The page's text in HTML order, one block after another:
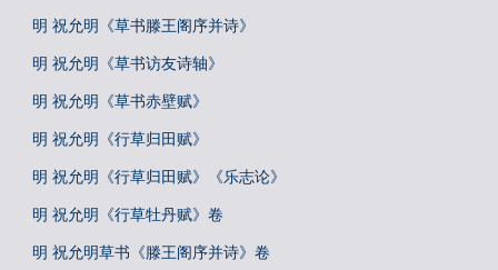
明 祝允明《草书滕王阁序并诗》
明 祝允明《草书访友诗轴》
明 祝允明《草书赤壁赋》
明 祝允明《行草归田赋》
明 祝允明《行草归田赋》《乐志论》
明 祝允明《行草牡丹赋》卷
明 祝允明草书《滕王阁序并诗》卷